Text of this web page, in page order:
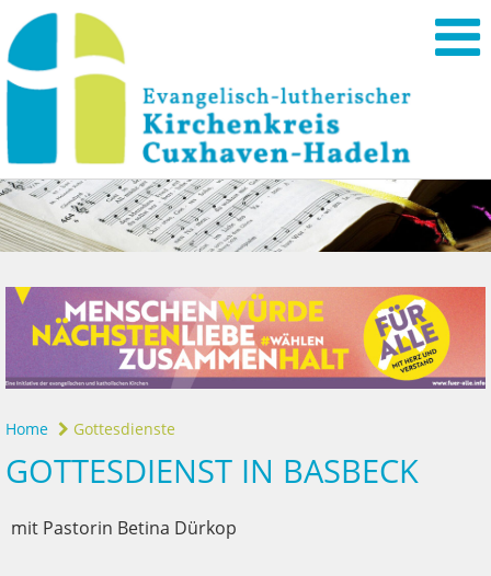
Home Gottesdienste
GOTTESDIENST IN BASBECK
mit Pastorin Betina Dürkop